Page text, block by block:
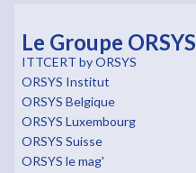
Le Groupe ORSYS
ITTCERT by ORSYS
ORSYS Institut
ORSYS Belgique
ORSYS Luxembourg
ORSYS Suisse
ORSYS le mag'